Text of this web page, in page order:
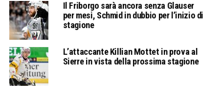
Il Friborgo sarà ancora senza Glauser
per mesi, Schmid in dubbio per l’inizio di
stagione
L’attaccante Killian Mottet in prova al
Sierre in vista della prossima stagione